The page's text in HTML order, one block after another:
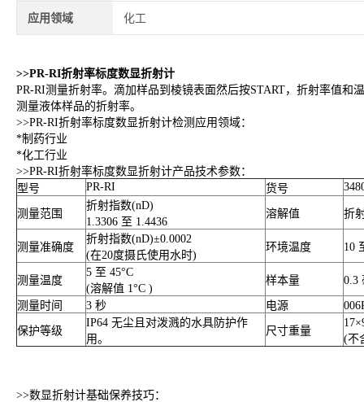
应用领域 化工
>>PR-RI折射率标度数显折射计
PR-RI测量折射率。滴加样品到棱镜表面然后按START，折射率值
测量液体样品的折射率。
>>PR-RI折射率标度数显折射计检测应用领域：
*制药行业
*化工行业
>>PR-RI折射率标度数显折射计产品技术参数：
型号
PR-RI 货号
测量范围
折射指数(nD)
1.3306 至 1.4436
溶解值 折
测量准确度
折射指数(nD)±0.0002
(在20度摄氏使用水时)
环境温度 10
测量温度
5 至 45°C
(溶解值 1°C )
样本量 0.3
测量时间 3 秒 电源
保护等级
IP64 无尘且对泼溅的水具防护作
用。
尺寸重量
(不
>>数显折射计基础保养技巧：